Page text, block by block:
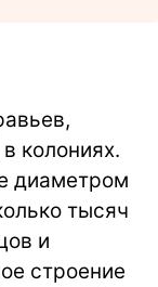
колониях.
диаметром
тысяч
и
строение